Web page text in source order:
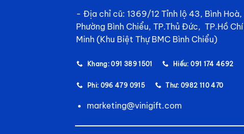
- Địa chỉ cũ: 1369/12 Tỉnh lộ 43, Bình Hoà,
Phường Bình Chiểu, TP.Thủ Đức, TP.Hồ Chí
Minh (Khu Biệt Thự BMC Bình Chiểu)
Khang: 091 389 1501 Hiếu: 091 174 4692
Phi: 096 479 0915 Thư: 0982 110 470
marketing@vinigift.com